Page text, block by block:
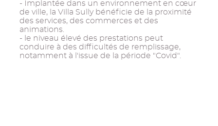
- Implantée dans un environnement en cœur
de ville, la Villa Sully bénéficie de la proximité
des services, des commerces et des
animations.
- le niveau élevé des prestations peut
conduire à des difficultés de remplissage,
notamment à l'issue de la période "Covid".